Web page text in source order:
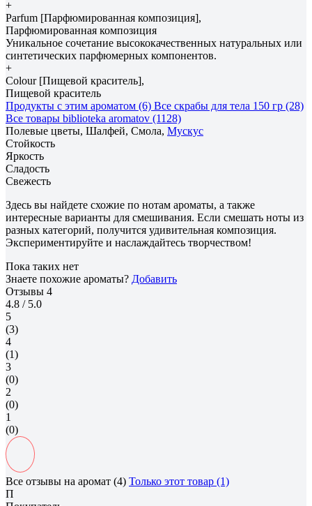
+
Parfum [Парфюмированная композиция],
Парфюмированная композиция
Уникальное сочетание высококачественных натуральных или
синтетических парфюмерных компонентов.
+
Colour [Пищевой краситель],
Пищевой краситель
Продукты с этим ароматом (6) Все скрабы для тела 150 гр (28)
Все товары biblioteka aromatov (1128)
Полевые цветы, Шалфей, Смола, Мускус
Стойкость
Яркость
Сладость
Свежесть
Здесь вы найдете схожие по нотам ароматы, а также
интересные варианты для смешивания. Если смешать ноты из
разных категорий, получится удивительная композиция.
Экспериментируйте и наслаждайтесь творчеством!
Пока таких нет
Знаете похожие ароматы? Добавить
Отзывы 4
4.8 / 5.0
5
(3)
4
(1)
3
(0)
2
(0)
1
(0)
Все отзывы на аромат (4) Только этот товар (1)
П